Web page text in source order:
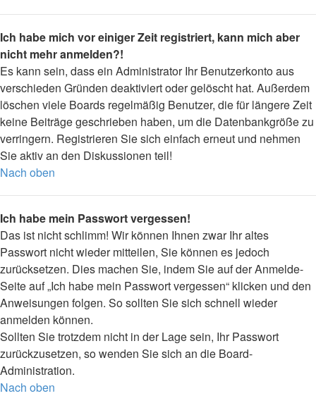
Ich habe mich vor einiger Zeit registriert, kann mich aber
nicht mehr anmelden?!
Es kann sein, dass ein Administrator Ihr Benutzerkonto aus
verschieden Gründen deaktiviert oder gelöscht hat. Außerdem
löschen viele Boards regelmäßig Benutzer, die für längere Zeit
keine Beiträge geschrieben haben, um die Datenbankgröße zu
verringern. Registrieren Sie sich einfach erneut und nehmen
Sie aktiv an den Diskussionen teil!
Nach oben
Ich habe mein Passwort vergessen!
Das ist nicht schlimm! Wir können Ihnen zwar Ihr altes
Passwort nicht wieder mitteilen, Sie können es jedoch
zurücksetzen. Dies machen Sie, indem Sie auf der Anmelde-
Seite auf „Ich habe mein Passwort vergessen“ klicken und den
Anweisungen folgen. So sollten Sie sich schnell wieder
anmelden können.
Sollten Sie trotzdem nicht in der Lage sein, Ihr Passwort
zurückzusetzen, so wenden Sie sich an die Board-
Administration.
Nach oben